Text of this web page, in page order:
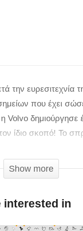
την ευρεσιτεχνία
που έχει
Volvo δημιούργησε
ίδιο σκοπό! Το
μίας
δημιουργεί
Show more
interested in